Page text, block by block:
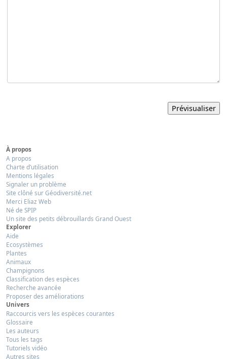
À propos
A propos
Charte d’utilisation
Mentions légales
Signaler un problème
Site clôné sur Géodiversité.net
Merci Eliaz Web
Né de SPIP
Un site des petits débrouillards Grand Ouest
Explorer
Aide
Ecosystèmes
Plantes
Animaux
Champignons
Classification des espèces
Recherche avancée
Proposer des améliorations
Univers
Raccourcis vers les espèces courantes
Glossaire
Les auteurs
Tous les tags
Tutoriels vidéo
Autres sites